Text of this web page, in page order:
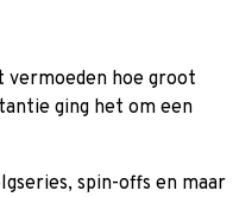
vermoeden hoe groot
ging het om een
spin-offs en maar